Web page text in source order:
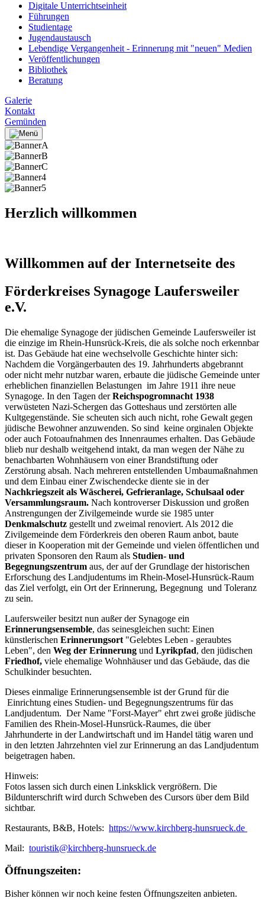
Digitale Unterrichtseinheit
Führungen
Studientage
Jugendaustausch
Lebendige Vergangenheit - Erinnerung mit "neuen" Medien
Veröffentlichungen
Bibliothek
Beratung
Galerie
Kontakt
Gemünden
Herzlich willkommen
Willkommen auf der Internetseite des
Förderkreises Synagoge Laufersweiler
e.V.
Die ehemalige Synagoge der jüdischen Gemeinde Laufersweiler ist
die einzige im Rhein-Hunsrück-Kreis, die als solche noch erkennbar
ist. Das Gebäude hat eine wechselvolle Geschichte hinter sich:
Nachdem die Vorgängerbauten des 19. Jahrhunderts abgebrannt
oder nicht mehr nutzbar waren, erbaute die jüdische Gemeinde unter
erheblichen finanziellen Belastungen im Jahre 1911 ihre neue
Synagoge. In den Tagen derReichspogromnacht 1938
verwüsteten Nazi-Schergen das Gotteshaus und zerstörten alle
Kultgegenstände. Sie scheuten sich auch nicht, rohe Gewalt gegen
jüdische Bewohner anzuwenden. So sind keine orginalen Objekte
oder auch Fotoaufnahmen des Innenraumes erhalten. Das Gebäude
blieb nur deshalb weitgehend intakt, da man wegen der Nähe zu
benachbarten Wohnhäusern von einer Brandstiftung oder
Zerstörung absah. Nach mehreren entstellenden Umbaumaßnahmen
und dem Einbau einer Zwischendecke diente sie in der
Nachkriegszeit als Wäscherei, Gefrieranlage, Schulsaal oder
Versammlungsraum. Nach kontroverser Diskussion und großen
Anstrengungen der Zivilgemeinde wurde sie 1985 unter
Denkmalschutz gestellt und zweimal renoviert. Als 2012 die
Zivilgemeinde dem Förderkreis den oberen Raum anbot, baute
dieser in Kooperation mit der Gemeinde und vielen öffentlichen und
privaten Sponsoren den Raum als Studien- und
Begegnungszentrum aus, der auf der Grundlage der historischen
Erforschung des Landjudentums im Rhein-Mosel-Hunsrück-Raum
das Ziel verfolgt, ein Ort der Erinnerung, Begegnung und Toleranz
zu sein.
Laufersweiler besitzt nun außer der Synagoge ein
Erinnerungsensemble, das seinesgleichen sucht: Einen
künstlerischen Erinnerungsort "Gelebtes Leben - geraubtes
Leben", den Weg der Erinnerung und Lyrikpfad, den jüdischen
Friedhof, viele ehemalige Wohnhäuser und das Gebäude, das die
Schulkinder besuchten.
Dieses einmalige Erinnerungsensemble ist der Grund für die
Einrichtung eines Studien- und Begegnungszentrums für das
Landjudentum. Der Name "Forst-Mayer" ehrt zwei große jüdische
Familien des Rhein-Mosel-Hunsrück-Raumes, die über
Jahrhunderte in der Landwirtschaft und im Handel tätig waren und
in den letzten Jahrzehnten viel zur Erinnerung an das Landjudentum
beigetragen haben.
Hinweis:
Fotos lassen sich durch einen Linksklick vergrößern. Die
Bildunterschrift wird durch Schweben des Cursors über dem Bild
sichtbar.
Restaurants, B&B, Hotels: https://www.kirchberg-hunsrueck.de
Mail: touristik@kirchberg-hunsrueck.de
Öffnungszeiten:
Bisher können wir noch keine festen Öffnungszeiten anbieten.